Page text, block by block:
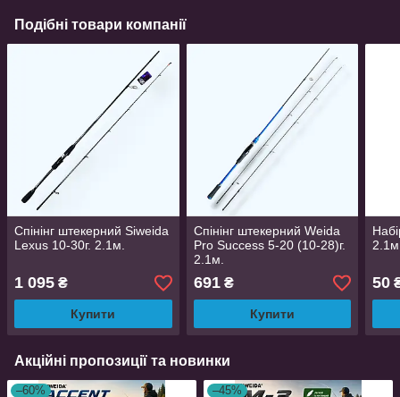
Подібні товари компанії
Спінінг штекерний Siweida
Lexus 10-30г. 2.1м.
1 095 ₴
Купити
Спінінг штекерний Weida
Pro Success 5-20 (10-28)г.
2.1м.
691₴
Купити
50
Акційні пропозиції та новинки
–60% –45%